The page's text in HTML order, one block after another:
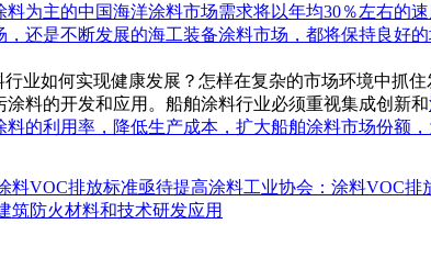
为主的中国海洋涂料市场需求将以年均30％左右的
还是不断发展的海工装备涂料市场，都将保持良好的
业如何实现健康发展？怎样在复杂的市场环境中抓
料的开发和应用。船舶涂料行业必须重视集成创新和
的利用率，降低生产成本，扩大船舶涂料市场份额，
料VOC排放标准亟待提高涂料工业协会：涂料VOC排
筑防火材料和技术研发应用